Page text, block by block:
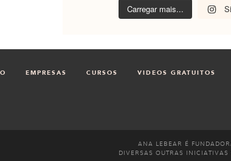
Carregar mais...
EMPRESAS CURSOS VIDEOS GRATUITOS
ANA LEBEAR É
DIVERSAS OUTRAS